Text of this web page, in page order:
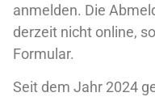
anmelden. Die
derzeit nicht online,
Formular.
Seit dem Jahr 2024